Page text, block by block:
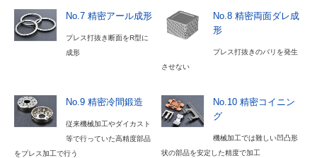
表彰・受賞履歴
ニュース(一覧)
採用情報
社員インタビュー
No.7 精密アール成形
プレス打抜き断面をR型に
成形
No.8 精密両面ダレ成
形
プレス打抜きのバリを発生
させない
No.9 精密冷間鍛造
従来機械加工やダイカスト
等で行っていた高精度部品
をプレス加工で行う
No.10 精密コイニン
グ
機械加工では難しい凹凸形
状の部品を安定した精度で加工